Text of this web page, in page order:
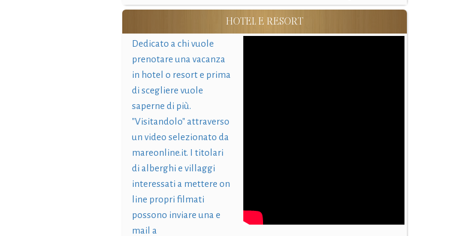
HOTEL E RESORT
Dedicato a chi vuole
prenotare una vacanza
in hotel o resort e prima
di scegliere vuole
saperne di più.
"Visitandolo" attraverso
un video selezionato da
mareonline.it. I titolari
di alberghi e villaggi
interessati a mettere on
line propri filmati
possono inviare una e
mail a